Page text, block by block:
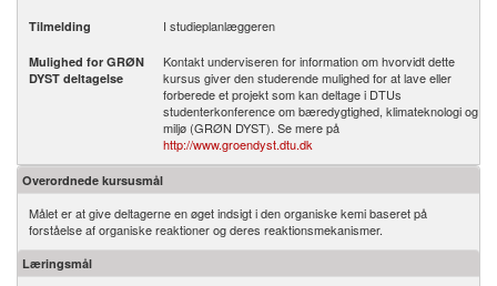
Tilmelding I studieplanlæggeren
Mulighed for GRØN
DYST deltagelse
Kontakt underviseren for information om hvorvidt dette
kursus giver den studerende mulighed for at lave eller
forberede et projekt som kan deltage i DTUs
studenterkonference om bæredygtighed, klimateknologi og
miljø (GRØN DYST). Se mere på
http://www.groendyst.dtu.dk
Overordnede kursusmål
Målet er at give deltagerne en øget indsigt i den organiske kemi baseret på
forståelse af organiske reaktioner og deres reaktionsmekanismer.
Læringsmål